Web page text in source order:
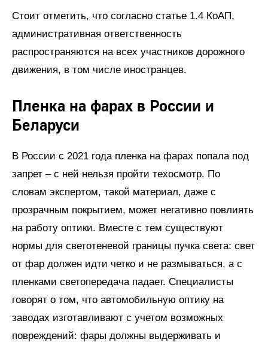
Стоит отметить, что согласно статье 1.4 КоАП,
административная ответственность
распространяются на всех участников дорожного
движения, в том числе иностранцев.
Пленка на фарах в России и
Беларуси
В России с 2021 года пленка на фарах попала под
запрет – с ней нельзя пройти техосмотр. По
словам экспертом, такой материал, даже с
прозрачным покрытием, может негативно повлиять
на работу оптики. Вместе с тем существуют
нормы для светотеневой границы пучка света: свет
от фар должен идти четко и не размываться, а с
пленками светопередача падает. Специалисты
говорят о том, что автомобильную оптику на
заводах изготавливают с учетом возможных
повреждений: фары должны выдерживать и